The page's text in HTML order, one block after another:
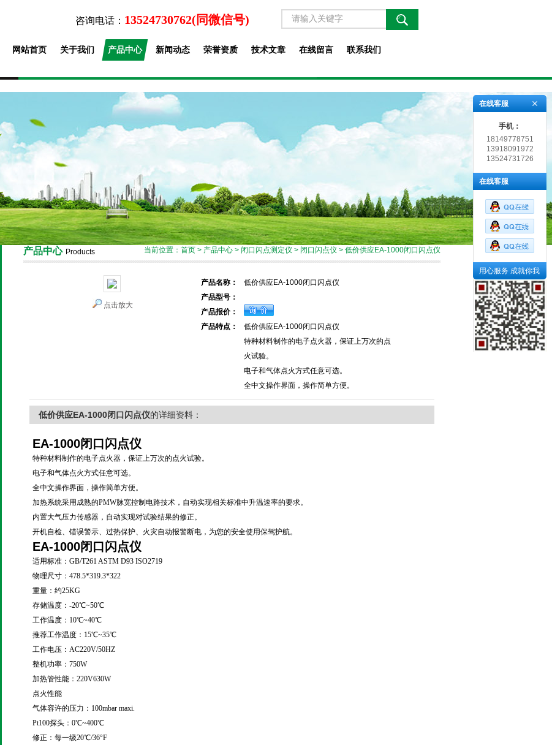
咨询电话： 13524730762(同微信号)
网站首页 关于我们 产品中心 新闻动态 荣誉资质 技术文章 在线留言 联系我们
产品中心 Products 当前位置： 首页 > 产品中心 > 闭口闪点测定仪 > 闭口闪点仪 > 低价供应EA-1000闭口闪点仪
点击放大
产品名称：
低价供应EA-1000闭口闪点仪
产品型号：
产品报价：
产品特点：
低价供应EA-1000闭口闪点仪
特种材料制作的电子点火器，保证上万次的点
火试验。
电子和气体点火方式任意可选。
全中文操作界面，操作简单方便。
低价供应EA-1000闭口闪点仪的详细资料：
EA-1000闭口闪点仪
特种材料制作的电子点火器，保证上万次的点火试验。
电子和气体点火方式任意可选。
全中文操作界面，操作简单方便。
加热系统采用成熟的PMW脉宽控制电路技术，自动实现相关标准中升温速率的要求。
内置大气压力传感器，自动实现对试验结果的修正。
开机自检、错误警示、过热保护、火灾自动报警断电，为您的安全使用保驾护航。
EA-1000闭口闪点仪
适用标准：GB/T261 ASTM D93 ISO2719
物理尺寸：478.5*319.3*322
重量：约25KG
存储温度：-20℃~50℃
工作温度：10℃~40℃
推荐工作温度：15℃~35℃
工作电压：AC220V/50HZ
整机功率：750W
加热管性能：220V630W
点火性能
气体容许的压力：100mbar maxi.
Pt100探头：0℃~400℃
修正：每一级20℃/36°F
在线客服
手机：
18149778751
13918091972
13524731726
在线客服
用心服务 成就你我